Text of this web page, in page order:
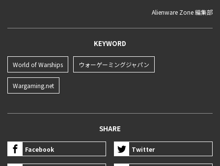
Alienware Zone 編集部
KEYWORD
World of Warships ウォーゲーミングジャパン
Wargaming.net
SHARE
Facebook Twitter